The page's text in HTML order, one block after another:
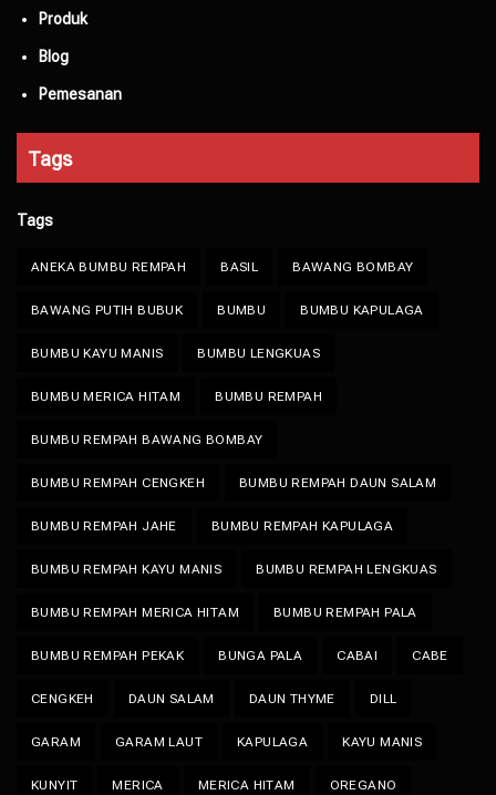
Produk
Blog
Pemesanan
Tags
Tags
ANEKA BUMBU REMPAH BASIL BAWANG BOMBAY
BAWANG PUTIH BUBUK BUMBU BUMBU KAPULAGA
BUMBU KAYU MANIS BUMBU LENGKUAS
BUMBU MERICA HITAM BUMBU REMPAH
BUMBU REMPAH BAWANG BOMBAY
BUMBU REMPAH CENGKEH BUMBU REMPAH DAUN SALAM
BUMBU REMPAH JAHE BUMBU REMPAH KAPULAGA
BUMBU REMPAH KAYU MANIS BUMBU REMPAH LENGKUAS
BUMBU REMPAH MERICA HITAM BUMBU REMPAH PALA
BUMBU REMPAH PEKAK BUNGA PALA CABAI CABE
CENGKEH DAUN SALAM DAUN THYME DILL
GARAM GARAM LAUT KAPULAGA KAYU MANIS
KUNYIT MERICA MERICA HITAM OREGANO